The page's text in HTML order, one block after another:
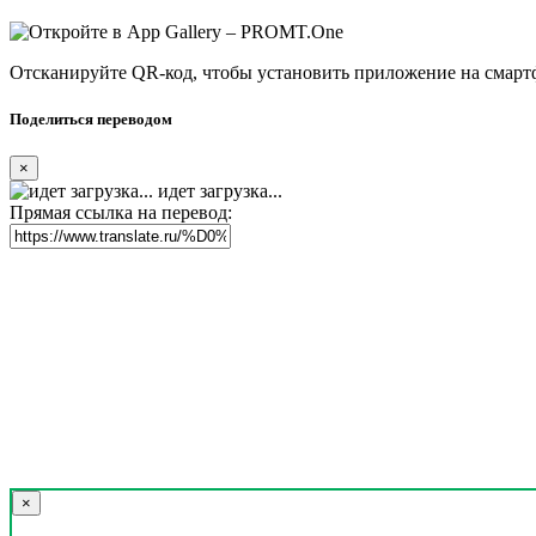
Отсканируйте QR-код, чтобы установить приложение на
Поделиться переводом
×
идет загрузка...
Прямая ссылка на перевод:
×